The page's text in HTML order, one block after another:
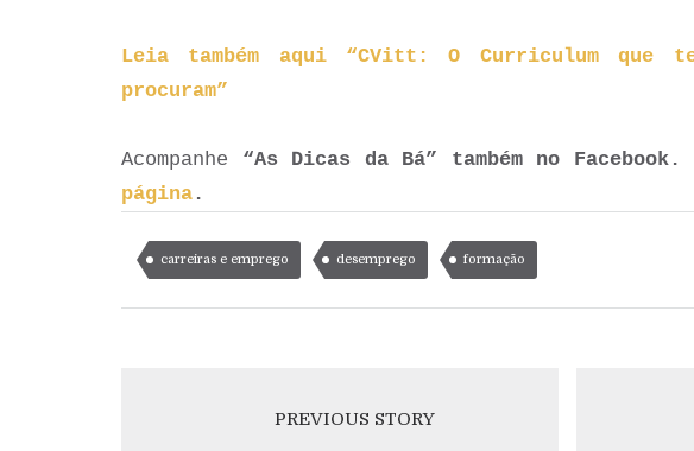
Leia também aqui “CVitt: O Curriculum que
procuram”
Acompanhe “As Dicas da Bá” também no Facebook.
página .
carreiras e emprego desemprego formação
PREVIOUS STORY